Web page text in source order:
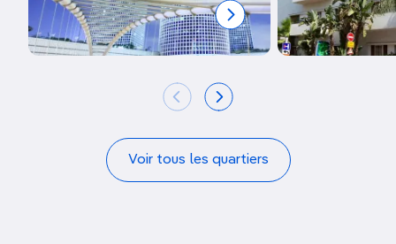
Voir tous les quartiers